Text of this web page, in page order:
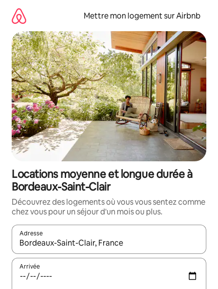
directement
contenu
Mettre mon logement sur Airbnb
Locations moyenne et longue durée à
Bordeaux-Saint-Clair
Découvrez des logements où vous vous sentez comme
chez vous pour un séjour d'un mois ou plus.
Adresse
Lorsque les résultats s'affichent, utilisez les flèches vers le
Arrivée